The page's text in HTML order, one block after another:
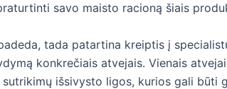
savo maisto racioną šiais
tada patartina kreiptis į
konkrečiais atvejais. Vienais
išsivysto ligos, kurios gali būti